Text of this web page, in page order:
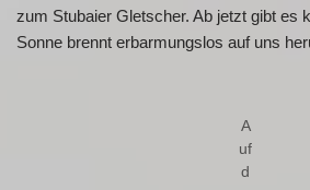
zum Stubaier Gletscher. Ab jetzt gibt es
Sonne brennt erbarmungslos auf uns
A
uf
d